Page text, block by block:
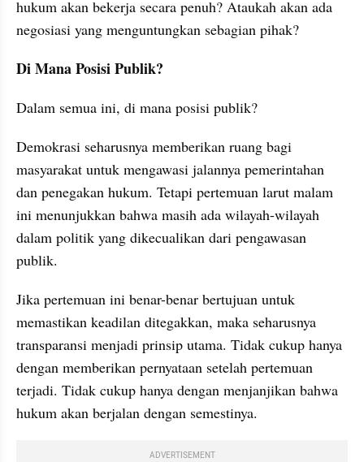
hukum akan bekerja secara penuh? Ataukah akan ada
negosiasi yang menguntungkan sebagian pihak?
Di Mana Posisi Publik?
Dalam semua ini, di mana posisi publik?
Demokrasi seharusnya memberikan ruang bagi
masyarakat untuk mengawasi jalannya pemerintahan
dan penegakan hukum. Tetapi pertemuan larut malam
ini menunjukkan bahwa masih ada wilayah-wilayah
dalam politik yang dikecualikan dari pengawasan
publik.
Jika pertemuan ini benar-benar bertujuan untuk
memastikan keadilan ditegakkan, maka seharusnya
transparansi menjadi prinsip utama. Tidak cukup hanya
dengan memberikan pernyataan setelah pertemuan
terjadi. Tidak cukup hanya dengan menjanjikan bahwa
hukum akan berjalan dengan semestinya.
ADVERTISEMENT